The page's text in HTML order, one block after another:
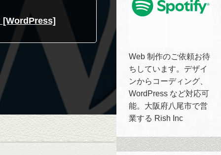
[WordPress]
Web 制作のご依頼お待
ちしています。デザイ
ンからコーディング、
WordPress など対応可
能。大阪府八尾市で営
業する Rish Inc